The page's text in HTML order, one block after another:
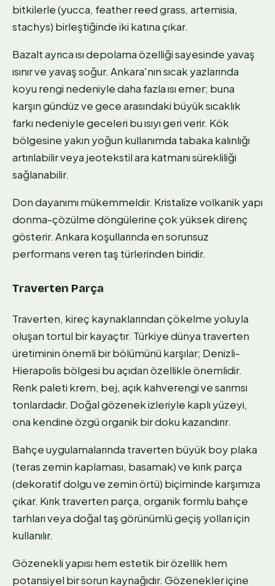
bitkilerle (yucca, feather reed grass, artemisia,
stachys) birleştiğinde iki katına çıkar.
Bazalt ayrıca ısı depolama özelliği sayesinde yavaş
ısınır ve yavaş soğur. Ankara'nın sıcak yazlarında
koyu rengi nedeniyle daha fazla ısı emer; buna
karşın gündüz ve gece arasındaki büyük sıcaklık
farkı nedeniyle geceleri bu ısıyı geri verir. Kök
bölgesine yakın yoğun kullanımda tabaka kalınlığı
artırılabilir veya jeotekstil ara katmanı sürekliliği
sağlanabilir.
Don dayanımı mükemmeldir. Kristalize volkanik yapı
donma-çözülme döngülerine çok yüksek direnç
gösterir. Ankara koşullarında en sorunsuz
performans veren taş türlerinden biridir.
Traverten Parça
Traverten, kireç kaynaklarından çökelme yoluyla
oluşan tortul bir kayaçtır. Türkiye dünya traverten
üretiminin önemli bir bölümünü karşılar; Denizli-
Hierapolis bölgesi bu açıdan özellikle önemlidir.
Renk paleti krem, bej, açık kahverengi ve sarımsı
tonlardadır. Doğal gözenek izleriyle kaplı yüzeyi,
ona kendine özgü organik bir doku kazandırır.
Bahçe uygulamalarında traverten büyük boy plaka
(teras zemin kaplaması, basamak) ve kırık parça
(dekoratif dolgu ve zemin örtü) biçiminde karşımıza
çıkar. Kırık traverten parça, organik formlu bahçe
tarhları veya doğal taş görünümlü geçiş yolları için
kullanılır.
Gözenekli yapısı hem estetik bir özellik hem
potansiyel bir sorun kaynağıdır. Gözenekler içine